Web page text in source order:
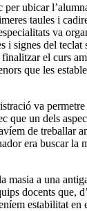
ubicar
taules i
va
signes del teclat
el curs
que les
va
que un dels
de treballar
era buscar la
a una
docents que,
estabilitat